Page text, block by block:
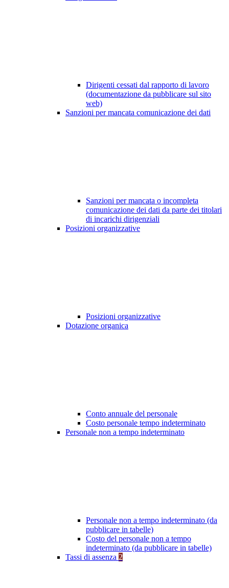
Dirigenti cessati dal rapporto di lavoro
(documentazione da pubblicare sul sito
web)
Sanzioni per mancata comunicazione dei dati
Sanzioni per mancata o incompleta
comunicazione dei dati da parte dei titolari
di incarichi dirigenziali
Posizioni organizzative
Posizioni organizzative
Dotazione organica
Conto annuale del personale
Costo personale tempo indeterminato
Personale non a tempo indeterminato
Personale non a tempo indeterminato (da
pubblicare in tabelle)
Costo del personale non a tempo
indeterminato (da pubblicare in tabelle)
Tassi di assenza 2